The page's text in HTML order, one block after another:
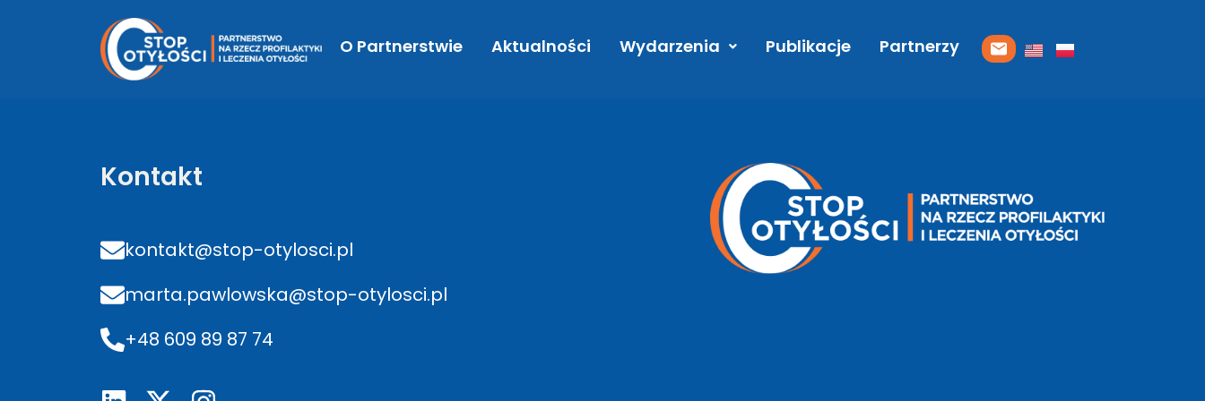
O Partnerstwie Aktualności Wydarzenia Publikacje Partnerzy
URZĄD MIASTA KOŁOBRZEG
Kontakt
kontakt@stop-otylosci.pl
marta.pawlowska@stop-otylosci.pl
+48 609 89 87 74